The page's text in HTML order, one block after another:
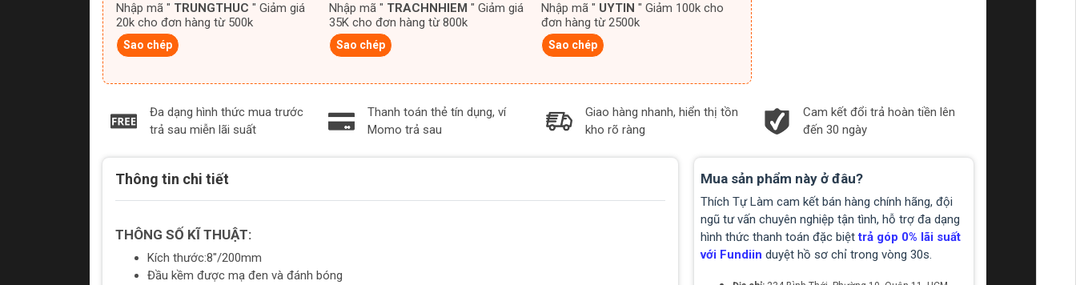
Nhập mã " TRUNGTHUC " Giảm giá
20k cho đơn hàng từ 500k
Sao chép
Nhập mã " TRACHNHIEM " Giảm giá
35K cho đơn hàng từ 800k
Sao chép
Nhập mã " UYTIN " Giảm 100k cho
đơn hàng từ 2500k
Sao chép
Đa dạng hình thức mua trước
trả sau miễn lãi suất
Thanh toán thẻ tín dụng, ví
Momo trả sau
Giao hàng nhanh, hiển thị tồn
kho rõ ràng
Cam kết đổi trả hoàn tiền lên
đến 30 ngày
Thông tin chi tiết
THÔNG SỐ KĨ THUẬT:
Kích thước:8"/200mm
Đầu kềm được mạ đen và đánh bóng
Mua sản phẩm này ở đâu?
Thích Tự Làm cam kết bán hàng chính hãng, đội
ngũ tư vấn chuyên nghiệp tận tình, hỗ trợ đa dạng
hình thức thanh toán đặc biệttrả góp 0% lãi suất
với Fundiin duyệt hồ sơ chỉ trong vòng 30s.